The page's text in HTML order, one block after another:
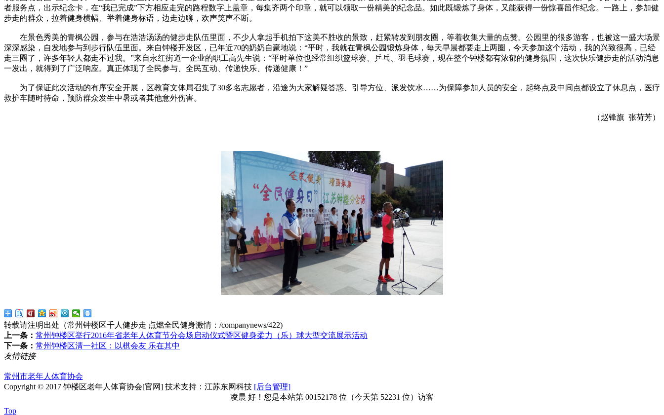
者服务点，出示纪念卡，在“我已完成”下方相应走完的路程数字上盖章，每集齐两个印章，就可以领取一份精美的纪念品。如此既锻炼了身体，又能获得一份惊喜留作纪念。一路上，参加健
步走的群众，拉着健身横幅、举着健身标语，边走边聊，欢声笑声不断。
在景色秀美的青枫公园，参与在浩浩汤汤的健步走队伍里面，不少人拿起手机拍下这美不胜收的景致，赶紧转发到朋友圈，等着收集大量的点赞。公园里的很多游客，也被这一盛大场景
深深感染，自发地参与到步行队伍里面。来自钟楼开发区，已年近70的奶奶自豪地说：“平时，我就在青枫公园锻炼身体，每天早晨都要走上两圈，今天参加这个活动，我的兴致很高，已经
走三圈了，许多年轻人都走不过我。”来自永红街道一企业的职工高先生说：“平时单位也经常组织篮球赛、乒乓、羽毛球赛，现在整个钟楼都有浓郁的健身氛围，这次快乐健步走的活动消息
一发出，就得到了广泛响应。真正体现了全民参与、全民互动、传递快乐、传递健康！”
为了保证此次活动的有序安全开展，区教育文体局召集了30多名志愿者，沿途为大家解疑答惑、引导方位、派发饮水……为保障参加人员的安全，起终点及中间点都设立了休息点，医疗
救护车随时待命，预防群众发生中暑或者其他意外伤害。
（赵锋旗 张荷芳）
转载请注明出处（常州钟楼区千人健步走 点燃全民健身激情： /companynews/422)
上一条： 常州钟楼区举行2016年省老年人体育节分会场启动仪式暨区健身柔力（乐）球大型交流展示活动
下一条： 常州钟楼区清一社区：以棋会友 乐在其中
友情链接
常州市老年人体育协会
Copyright © 2017 钟楼区老年人体育协会[官网] 技术支持：江苏东网科技 [后台管理]
Top